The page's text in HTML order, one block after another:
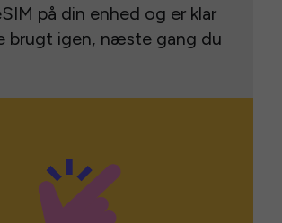
på din enhed og er klar
brugt igen, næste gang du